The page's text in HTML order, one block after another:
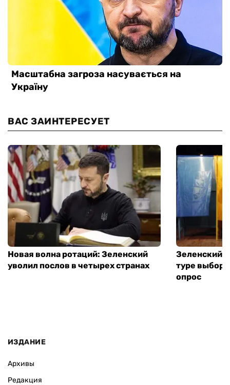
ВАС ЗАИНТЕРЕСУЕТ
Новая волна ротаций: Зеленский
уволил послов в четырех странах
Зеленский
туре
опрос
ИЗДАНИЕ
Архивы
Редакция